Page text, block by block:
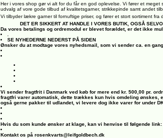
Her i vores shop gør vi alt for du får en god oplevelse. Vi fører et
udvalg af vore gode tilbud af kvalitetsgarner, strikkepinde samt andet
Vi tilbyder lækre garner til fornuftige priser, og fører et stort sortiment
DET ER SIKKERT AT HANDLE I VORES BUTIK, OGSÅ
Da vores betalings og ordremodul er blevet forældet, er det ikke
SE NYHEDERNE NEDERST PÅ SIDEN
Ønsker du at modtage vores nyhedsmail, som vi sender ca. en
Vi sender fragtfrit i Danmark ved køb for mere end kr. 500,00 pr.
fragtfri varer automatisk, dette trækkes kun hvis omdeling ønskes,
også gerne pakker til udlandet, vi levere dog ikke varer for under
Hvis du som kunde ønsker at klage, kan vi henvise til følgende
Kontakt os på rosenkvarts@leifgoldbech.dk